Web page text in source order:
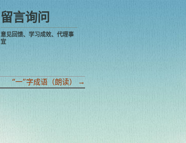
留言询问
意见回馈、学习成效、代理事
宜
“一”字成语（朗读） →